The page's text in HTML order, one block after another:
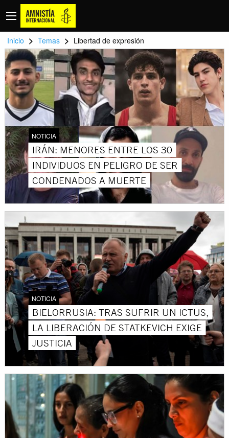
Inicio > Temas > Libertad de expresión
NOTICIA
IRÁN: MENORES ENTRE LOS 30
INDIVIDUOS EN PELIGRO DE SER
CONDENADOS A MUERTE
NOTICIA
BIELORRUSIA: TRAS SUFRIR UN ICTUS,
LA LIBERACIÓN DE STATKEVICH EXIGE
JUSTICIA